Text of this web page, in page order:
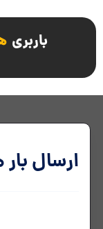
باربری
ارسال